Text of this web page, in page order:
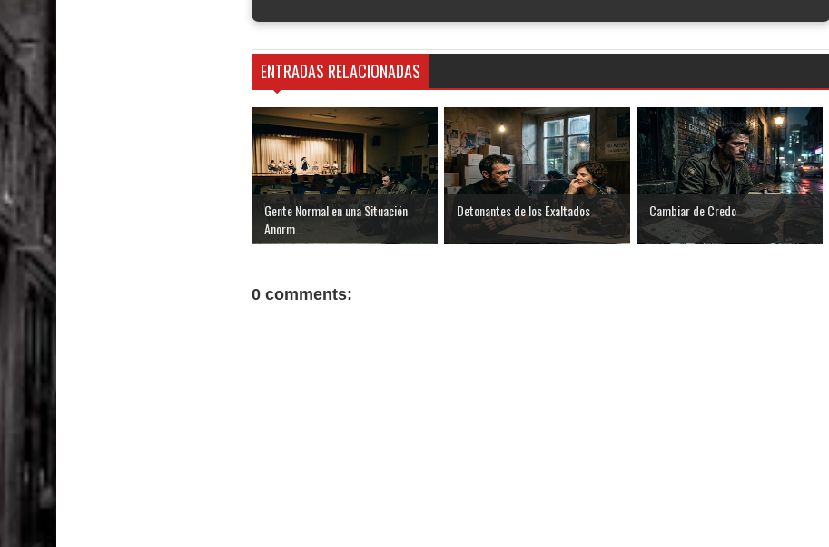
ENTRADAS RELACIONADAS
Gente Normal en una Situación
Anorm...
Detonantes de los Exaltados Cambiar de Credo
0 comments: